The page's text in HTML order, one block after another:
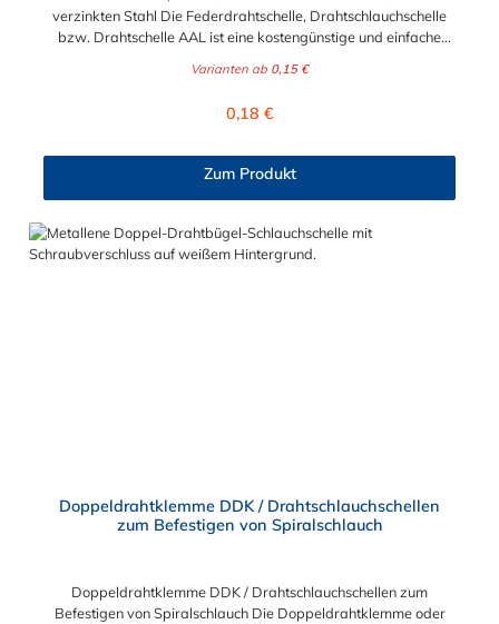
verzinkten Stahl Die Federdrahtschelle, Drahtschlauchschelle
bzw. Drahtschelle AAL ist eine kostengünstige und einfache
Anwendungen im niederen Druckbereich und für
Multitalent zum Einsatz. Der Spannbereich der
kann zwischen 6,6 mm und 22,6 mm gewählt werden.
Varianten ab 0,15 €
Regulärer Preis:
0,18 €
Zum Produkt
Doppeldrahtklemme DDK / Drahtschlauchschellen
zum Befestigen von Spiralschlauch
Doppeldrahtklemme DDK / Drahtschlauchschellen zum
Befestigen von Spiralschlauch Die Doppeldrahtklemme oder